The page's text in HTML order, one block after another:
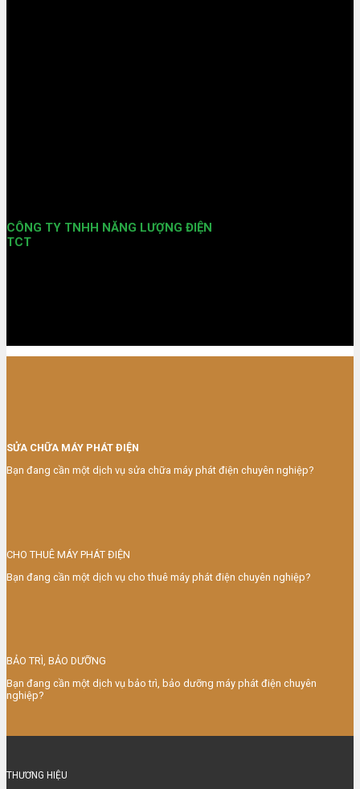
CÔNG TY TNHH NĂNG LƯỢNG ĐIỆN
TCT
SỬA CHỮA MÁY PHÁT ĐIỆN
Bạn đang cần một dịch vụ sửa chữa máy phát điện chuyên nghiệp?
CHO THUÊ MÁY PHÁT ĐIỆN
Bạn đang cần một dịch vụ cho thuê máy phát điện chuyên nghiệp?
BẢO TRÌ, BẢO DƯỠNG
Bạn đang cần một dịch vụ bảo trì, bảo dưỡng máy phát điện chuyên
nghiệp?
THƯƠNG HIỆU